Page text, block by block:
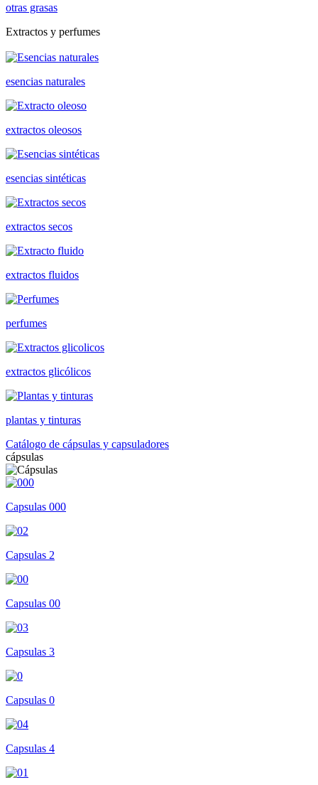
otras grasas
Extractos y perfumes
esencias naturales
extractos oleosos
esencias sintéticas
extractos secos
extractos fluidos
perfumes
extractos glicólicos
plantas y tinturas
Catálogo de cápsulas y capsuladores
cápsulas
Capsulas 000
Capsulas 2
Capsulas 00
Capsulas 3
Capsulas 0
Capsulas 4